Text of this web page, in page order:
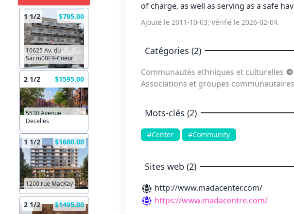
1 1/2 $795.00
10625 Av. du
Sacru00E9-Coeur
2 1/2 $1595.00
5530 Avenue
Decelles
1 1/2 $1600.00
1200 rue MacKay
2 1/2 $1495.00
of charge, as well as serving as a safe
Ajouté le 2011-10-03; Vérifié le 2026-02-04.
Catégories (2)
Communautés ethniques et culturelles
Associations et groupes communautaires
Mots-clés (2)
#Center #Community
Sites web (2)
http://www.madacenter.com/
https://www.madacentre.com/